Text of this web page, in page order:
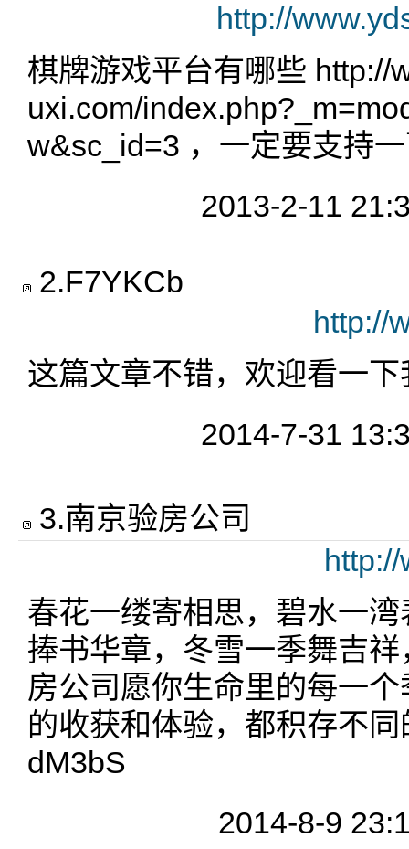
http://
棋牌游戏平台有哪些 http://
uxi.com/
w&sc_id=3 ，一定要支持
2013-2-11
2.F7YKCb
http://
这篇文章不错，欢迎看一
2014-7-31
3.南京验房公司
春花一缕寄相思，碧水一
捧书华章，冬雪一季舞吉
房公司愿你生命里的每一
的收获和体验，都积存不
dM3bS
2014-8-9